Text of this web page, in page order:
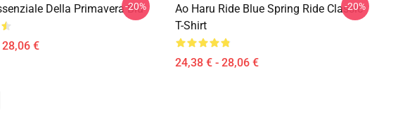
Della Primavera Blu
€
-20%
Ao Haru Ride Blue Spring Ride Classic
T-Shirt
24,38 € - 28,06 €
-20%